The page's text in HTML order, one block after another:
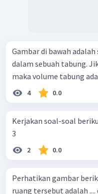
Gambar di bawah
dalam sebuah tabung.
maka volume tabung
4 0.0
Kerjakan soal-soal berikut! AO t V ​ = = = ​ 14 cm 25 cm
3 ​
2 0.0
Perhatikan gambar berikut! ( π = 7
ruang tersebut adalah ....